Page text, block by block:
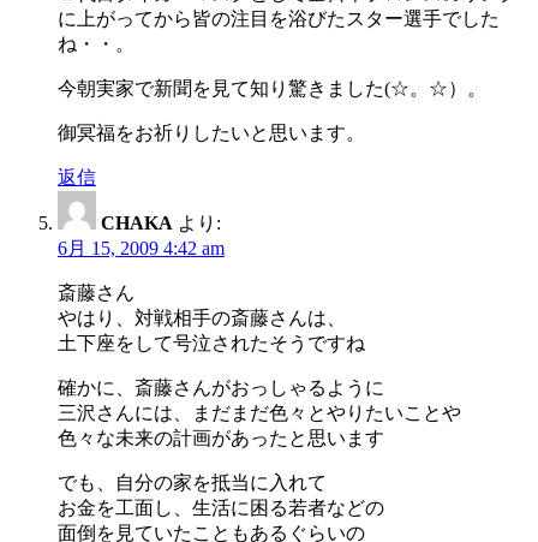
に上がってから皆の注目を浴びたスター選手でした
ね・・。
今朝実家で新聞を見て知り驚きました(☆。☆）。
御冥福をお祈りしたいと思います。
返信
CHAKA より:
6月 15, 2009 4:42 am
斎藤さん
やはり、対戦相手の斎藤さんは、
土下座をして号泣されたそうですね
確かに、斎藤さんがおっしゃるように
三沢さんには、まだまだ色々とやりたいことや
色々な未来の計画があったと思います
でも、自分の家を抵当に入れて
お金を工面し、生活に困る若者などの
面倒を見ていたこともあるぐらいの